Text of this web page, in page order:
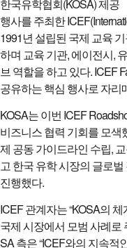
한국유학협회(KOSA) 제공
행사를 주최한
1991년 설립된 국제 교육
하며 교육 기관, 에이전시,
브 역할을 하고 있다. ICEF
공유하는 핵심 행사로 자리
KOSA는 이번 ICEF
비즈니스 협력 기회를 모색
제 공동 가이드라인 수립,
고 한국 유학 시장의 글로
진행했다.
ICEF 관계자는 “KOSA의
국제 시장에서 모범 사례로
SA 측은 “ICEF와의 지속적